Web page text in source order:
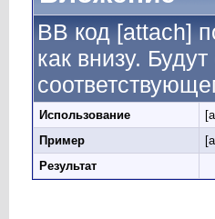
BB код [attach]
как внизу.
Использование
Пример
Результат